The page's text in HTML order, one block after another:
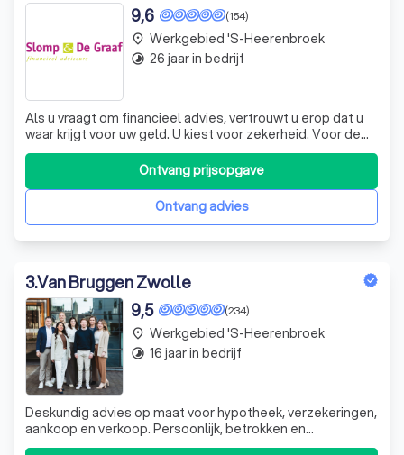
(154)
9,6
Als u vraagt om financieel advies, vertrouwt u erop dat u
waar krijgt voor uw geld. U kiest voor zekerheid. Voor de
beste prijs-prestatieverhouding, zonder dat u er omkijken
naar heeft. U kiest voor een gespecialiseerd financieel
adviseur.
Ontvang advies
Ontvang prijsopgave
place Werkgebied 's-Heerenbroek
timelapse 26 jaar in bedrijf
3.Van Bruggen Zwolle
(234)
9,5
Deskundig advies op maat voor hypotheek, verzekeringen,
aankoop en verkoop. Persoonlijk, betrokken en
oplossingsgericht, ook als het even ingewikkeld wordt.
place Werkgebied 's-Heerenbroek
timelapse 16 jaar in bedrijf